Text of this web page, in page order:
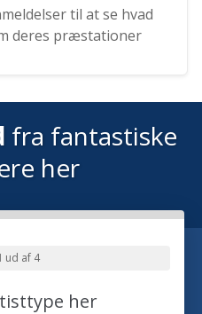
til at se hvad
deres præstationer
fra fantastiske
her
ud af 4
her